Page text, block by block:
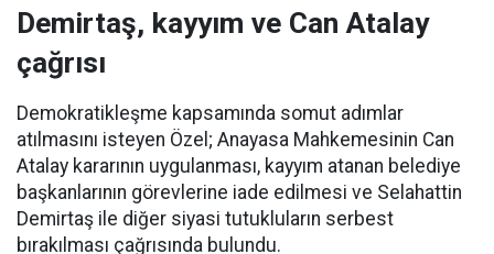
Demirtaş, kayyım ve Can Atalay
çağrısı
Demokratikleşme kapsamında somut adımlar
atılmasını isteyen Özel; Anayasa Mahkemesinin Can
Atalay kararının uygulanması, kayyım atanan belediye
başkanlarının görevlerine iade edilmesi ve Selahattin
Demirtaş ile diğer siyasi tutukluların serbest
bırakılması çağrısında bulundu.